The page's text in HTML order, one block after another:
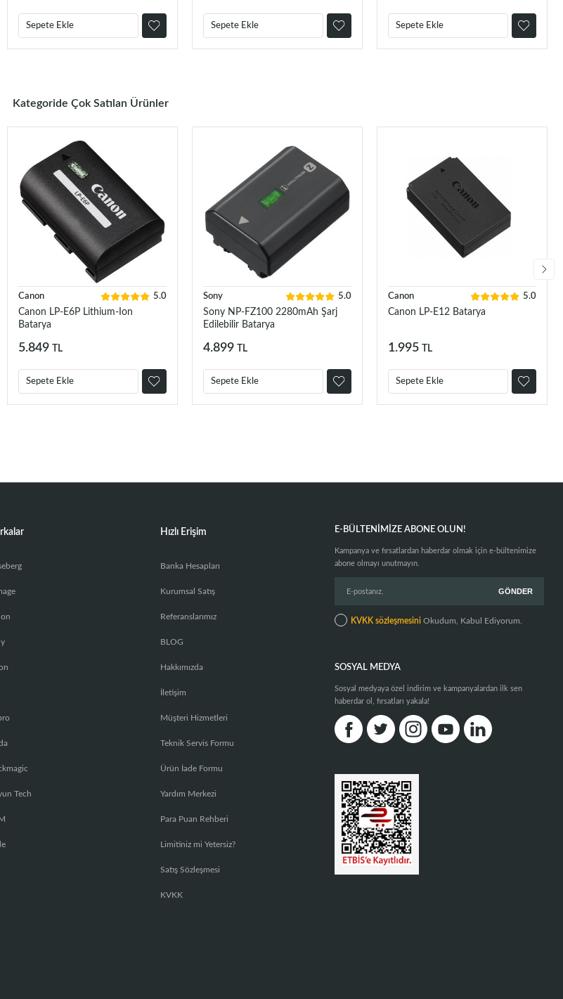
Sepete Ekle Sepete Ekle Sepete Ekle
Kategoride Çok Satılan Ürünler
Canon 5.0
Canon LP-E6P Lithium-Ion
Batarya
5.849 TL
Sepete Ekle
Sony 5.0
Sony NP-FZ100 2280mAh Şarj
Edilebilir Batarya
4.899 TL
Sepete Ekle
Canon 5.0
Canon LP-E12 Batarya
1.995 TL
Sepete Ekle
Tech
Hızlı Erişim
Banka Hesapları
Kurumsal Satış
Referanslarımız
BLOG
Hakkımızda
İletişim
Müşteri Hizmetleri
Teknik Servis Formu
Ürün İade Formu
Yardım Merkezi
Para Puan Rehberi
Limitiniz mi Yetersiz?
Satış Sözleşmesi
KVKK
E-BÜLTENIMIZE ABONE OLUN!
Kampanya ve fırsatlardan haberdar olmak için e-bültenimize
abone olmayı unutmayın.
KVKK sözleşmesini Okudum, Kabul Ediyorum.
SOSYAL MEDYA
Sosyal medyaya özel indirim ve kampanyalardan ilk sen
haberdar ol, fırsatları yakala!